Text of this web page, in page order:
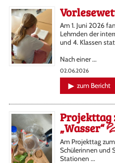
Am 1. Juni 2026
Lehmden der
und 4. Klassen
Nach einer ...
02.06.2026
zum Bericht
Projekttag
„Wasser“
Am Projekttag
Schülerinnen und
Stationen ...